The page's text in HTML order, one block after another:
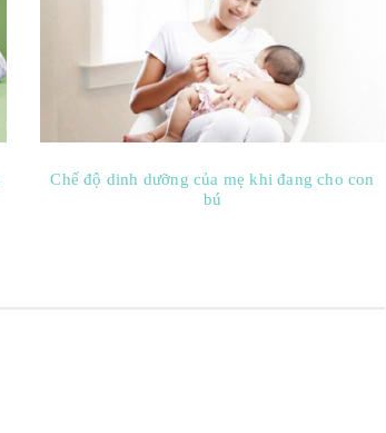
Chế độ dinh dưỡng của mẹ khi đang cho con
bú